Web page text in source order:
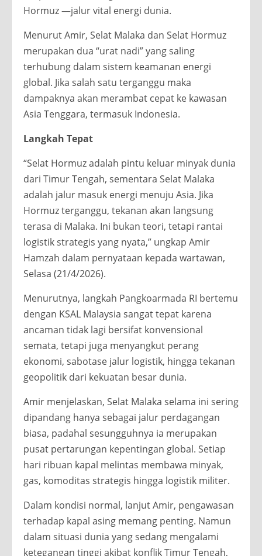
Hormuz —jalur vital energi dunia.
Menurut Amir, Selat Malaka dan Selat Hormuz
merupakan dua “urat nadi” yang saling
terhubung dalam sistem keamanan energi
global. Jika salah satu terganggu maka
dampaknya akan merambat cepat ke kawasan
Asia Tenggara, termasuk Indonesia.
Langkah Tepat
“Selat Hormuz adalah pintu keluar minyak dunia
dari Timur Tengah, sementara Selat Malaka
adalah jalur masuk energi menuju Asia. Jika
Hormuz terganggu, tekanan akan langsung
terasa di Malaka. Ini bukan teori, tetapi rantai
logistik strategis yang nyata,” ungkap Amir
Hamzah dalam pernyataan kepada wartawan,
Selasa (21/4/2026).
Menurutnya, langkah Pangkoarmada RI bertemu
dengan KSAL Malaysia sangat tepat karena
ancaman tidak lagi bersifat konvensional
semata, tetapi juga menyangkut perang
ekonomi, sabotase jalur logistik, hingga tekanan
geopolitik dari kekuatan besar dunia.
Amir menjelaskan, Selat Malaka selama ini sering
dipandang hanya sebagai jalur perdagangan
biasa, padahal sesungguhnya ia merupakan
pusat pertarungan kepentingan global. Setiap
hari ribuan kapal melintas membawa minyak,
gas, komoditas strategis hingga logistik militer.
Dalam kondisi normal, lanjut Amir, pengawasan
terhadap kapal asing memang penting. Namun
dalam situasi dunia yang sedang mengalami
ketegangan tinggi akibat konflik Timur Tengah,